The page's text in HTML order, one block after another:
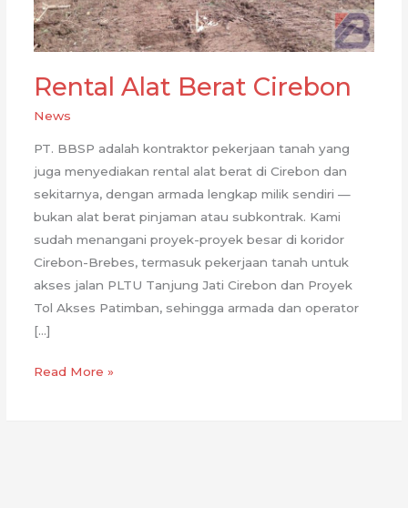
Rental Alat Berat Cirebon
News
PT. BBSP adalah kontraktor pekerjaan tanah yang
juga menyediakan rental alat berat di Cirebon dan
sekitarnya, dengan armada lengkap milik sendiri —
bukan alat berat pinjaman atau subkontrak. Kami
sudah menangani proyek-proyek besar di koridor
Cirebon-Brebes, termasuk pekerjaan tanah untuk
akses jalan PLTU Tanjung Jati Cirebon dan Proyek
Tol Akses Patimban, sehingga armada dan operator
[…]
Rental
Read More »